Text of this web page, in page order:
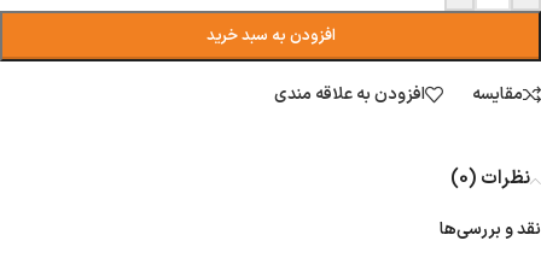
افزودن به سبد خرید
مقایسه افزودن به علاقه مندی
نظرات (0)
نقد و بررسی‌ها